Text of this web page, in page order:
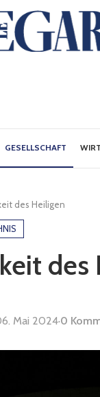
GESELLSCHAFT
des Heiligen
des
Mai 2024·0